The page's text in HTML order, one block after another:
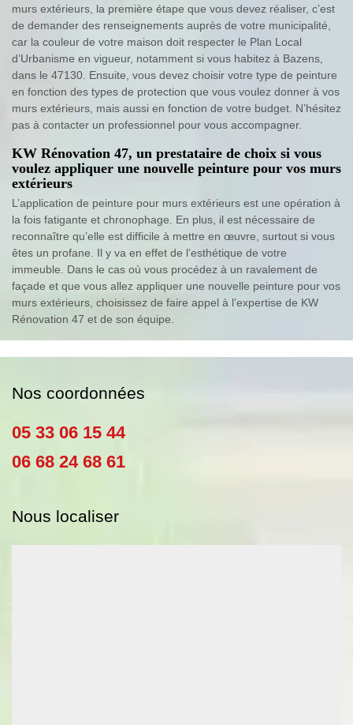
murs extérieurs, la première étape que vous devez réaliser, c’est
de demander des renseignements auprès de votre municipalité,
car la couleur de votre maison doit respecter le Plan Local
d’Urbanisme en vigueur, notamment si vous habitez à Bazens,
dans le 47130. Ensuite, vous devez choisir votre type de peinture
en fonction des types de protection que vous voulez donner à vos
murs extérieurs, mais aussi en fonction de votre budget. N’hésitez
pas à contacter un professionnel pour vous accompagner.
KW Rénovation 47, un prestataire de choix si vous
voulez appliquer une nouvelle peinture pour vos murs
extérieurs
L’application de peinture pour murs extérieurs est une opération à
la fois fatigante et chronophage. En plus, il est nécessaire de
reconnaître qu’elle est difficile à mettre en œuvre, surtout si vous
êtes un profane. Il y va en effet de l’esthétique de votre
immeuble. Dans le cas où vous procédez à un ravalement de
façade et que vous allez appliquer une nouvelle peinture pour vos
murs extérieurs, choisissez de faire appel à l’expertise de KW
Rénovation 47 et de son équipe.
Nos coordonnées
05 33 06 15 44
06 68 24 68 61
Nous localiser